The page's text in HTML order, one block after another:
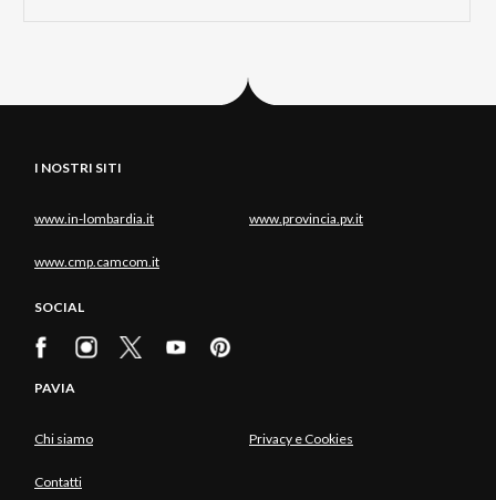
I NOSTRI SITI
www.in-lombardia.it www.provincia.pv.it
www.cmp.camcom.it
SOCIAL
PAVIA
Chi siamo Privacy e Cookies
Contatti